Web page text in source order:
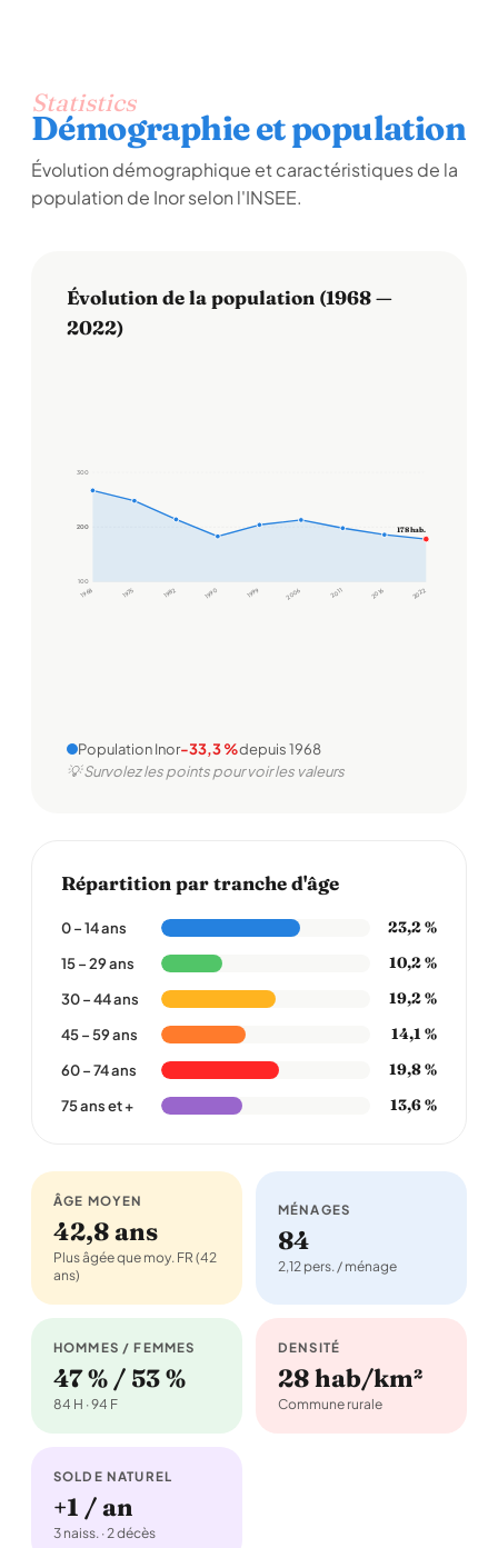
Statistics
Démographie et population
Évolution démographique et caractéristiques de la
population de Inor selon l'INSEE.
Évolution de la population (1968 —
2022)
100
200
200
300
1968 1975 1982 1990 1999 2006 2011 2016 2022
178 hab.
Population Inor-33,3 %depuis 1968
💡 Survolez les points pour voir les valeurs
Répartition par tranche d'âge
0 – 14 ans 23,2 %
15 – 29 ans 10,2 %
30 – 44 ans 19,2 %
45 – 59 ans 14,1 %
60 – 74 ans 19,8 %
75 ans et + 13,6 %
ÂGE MOYEN
42,8 ans
Plus âgée que moy. FR (42
ans)
MÉNAGES
84
2,12 pers. / ménage
HOMMES / FEMMES
47 % / 53 %
84 H · 94 F
DENSITÉ
28 hab/km²
Commune rurale
SOLDE NATUREL
+1 / an
3 naiss. · 2 décès